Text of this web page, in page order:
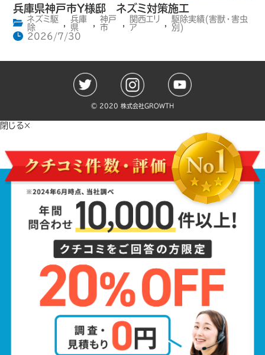
兵庫県神戸市Y様邸 ネズミ対策施工
ネズミ駆
除
兵庫
県
神戸
市
関西エリ
ア
駆除実績(害獣・害虫
別)
2026/7/30
©️ 2020 株式会社GROWTH
閉じる×